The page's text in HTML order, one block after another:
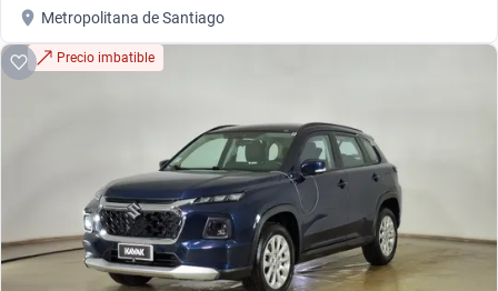
Metropolitana de Santiago
Precio imbatible